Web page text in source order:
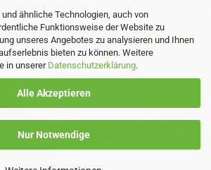
ähnliche Technologien, auch von
Funktionsweise der Website zu
unseres Angebotes zu analysieren und Ihnen
bieten zu können. Weitere
in unserer Datenschutzerklärung.
Alle Akzeptieren
Nur Notwendige